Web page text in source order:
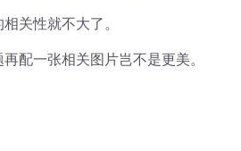
关性就不大了。
配一张相关图片岂不是更美。